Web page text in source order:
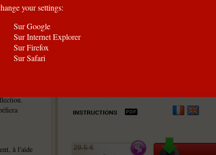
à l'aide
29.5 €
your settings:
Sur Google
Sur Internet Explorer
Sur Firefox
Sur Safari